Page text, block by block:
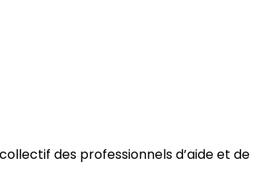
des professionnels d’aide et de